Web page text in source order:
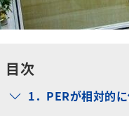
目次
1．PERが相対的